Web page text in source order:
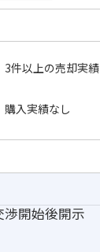
3件以上の売却実績
購入実績なし
渉開始後開示